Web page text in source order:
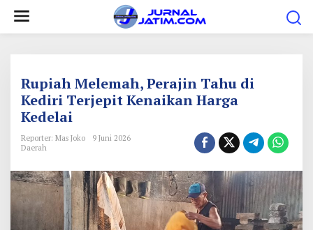
Rupiah Melemah, Perajin Tahu di
Kediri Terjepit Kenaikan Harga
Kedelai
Reporter: Mas Joko
9 Juni 2026
Daerah